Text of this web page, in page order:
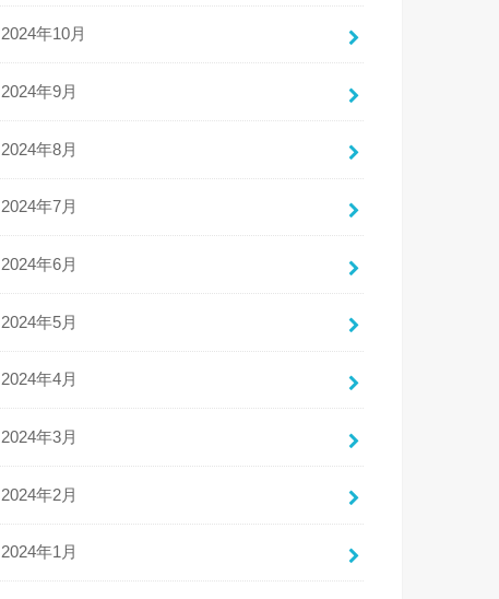
2024年10月
2024年9月
2024年8月
2024年7月
2024年6月
2024年5月
2024年4月
2024年3月
2024年2月
2024年1月